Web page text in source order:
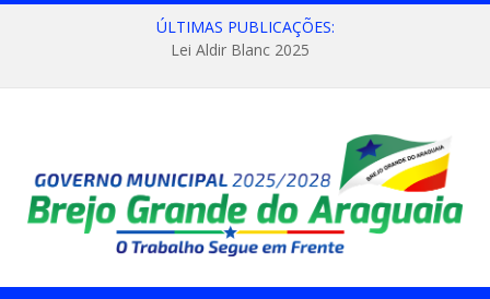
ÚLTIMAS PUBLICAÇÕES:
Lei Aldir Blanc 2025